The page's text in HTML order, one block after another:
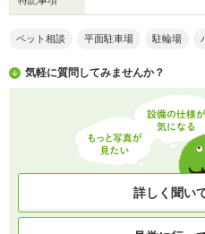
ペット相談 平面駐車場 駐輪場
気軽に質問してみませんか？
詳しく聞い